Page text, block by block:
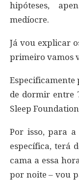
hipóteses,
medíocre.
Já vou explicar
primeiro vamos
Especificamente
de dormir entre
Sleep
Por isso, para
específica, terá
cama a essa
por noite – vou